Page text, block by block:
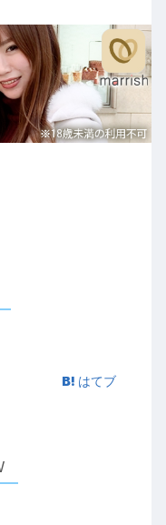
はてブ